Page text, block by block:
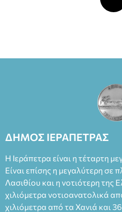
ΔΗΜΟΣ ΙΕΡΑΠΕΤΡΑΣ
Η Ιεράπετρα είναι η τέταρτη
Είναι επίσης η μεγαλύτερη
Λασιθίου και η νοτιότερη της
χιλιόμετρα νοτιοανατολικά
χιλιόμετρα από τα Χανιά και